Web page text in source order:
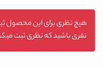
هیچ نظری برای این محصول
نفری باشید که نظری ثبت